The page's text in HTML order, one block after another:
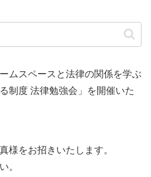
ムスペースと法律の関係を学ぶ
制度 法律勉強会」を開催いた
様をお招きいたします。
。